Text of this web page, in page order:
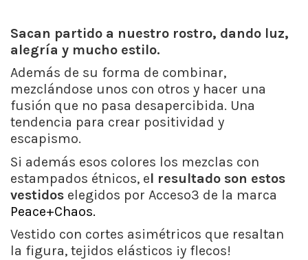
Sacan partido a nuestro rostro, dando luz,
alegría y mucho estilo.
Además de su forma de combinar,
mezclándose unos con otros y hacer una
fusión que no pasa desapercibida. Una
tendencia para crear positividad y
escapismo.
Si además esos colores los mezclas con
estampados étnicos, el resultado son estos
vestidos elegidos por Acceso3 de la marca
Peace+Chaos.
Vestido con cortes asimétricos que resaltan
la figura, tejidos elásticos ¡y flecos!